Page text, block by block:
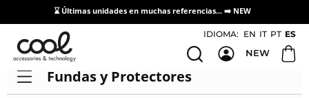
⌛ Últimas unidades en muchas referencias... ➡️ NEW
Acceso / Registro Distribuidores
IDIOMA: EN IT PT ES
NEW
Fundas y Protectores